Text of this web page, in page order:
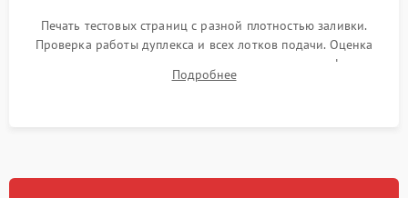
Печать тестовых страниц с разной плотностью заливки.
Проверка работы дуплекса и всех лотков подачи. Оценка
качества запекания тонера и полное отсутствие дефектов
изображения перед выдачей готового устройства.
Подробнее